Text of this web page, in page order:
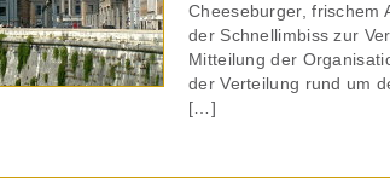
Cheeseburger, frischem
der Schnellimbiss zur
Mitteilung der
der Verteilung rund um
[…]